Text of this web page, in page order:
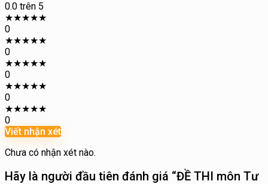
0.0 trên 5
★★★★★
0
★★★★★
0
★★★★★
0
★★★★★
0
★★★★★
0
Viết nhận xét
Chưa có nhận xét nào.
Hãy là người đầu tiên đánh giá “ĐỀ THI môn Tư